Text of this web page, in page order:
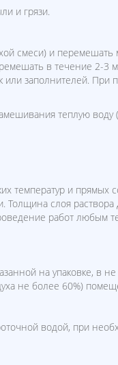
и грязи.
смеси) и
в течение 2-3
или заполнителей.
теплую
и прямых
Толщина слоя
работ любым
на упаковке, в
не более 60%)
водой, при